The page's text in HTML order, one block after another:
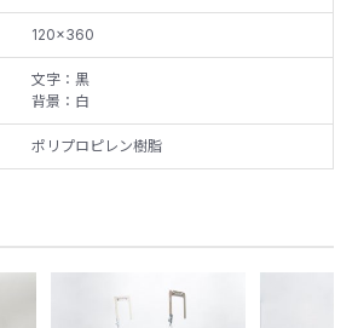
120×360
文字：黒
背景：白
ポリプロピレン樹脂